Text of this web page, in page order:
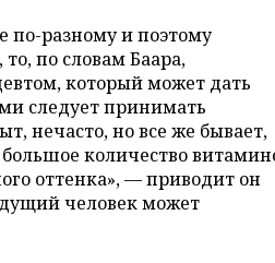
по-разному и поэтому
по словам Баара,
который может дать
следует принимать
нечасто, но все же бывает,
количество
оттенка», — приводит он
человек может